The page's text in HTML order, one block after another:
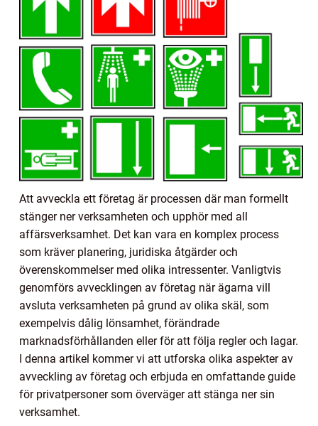
Att avveckla ett företag är processen där man formellt
stänger ner verksamheten och upphör med all
affärsverksamhet. Det kan vara en komplex process
som kräver planering, juridiska åtgärder och
överenskommelser med olika intressenter. Vanligtvis
genomförs avvecklingen av företag när ägarna vill
avsluta verksamheten på grund av olika skäl, som
exempelvis dålig lönsamhet, förändrade
marknadsförhållanden eller för att följa regler och lagar.
I denna artikel kommer vi att utforska olika aspekter av
avveckling av företag och erbjuda en omfattande guide
för privatpersoner som överväger att stänga ner sin
verksamhet.